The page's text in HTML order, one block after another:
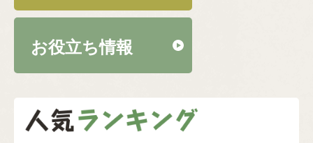
お役立ち情報